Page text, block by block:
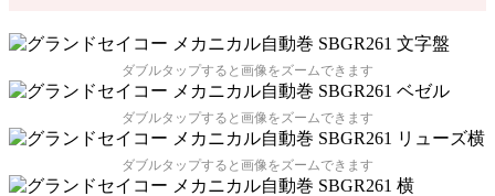
ダブルタップすると画像をズームできます
ダブルタップすると画像をズームできます
ダブルタップすると画像をズームできます